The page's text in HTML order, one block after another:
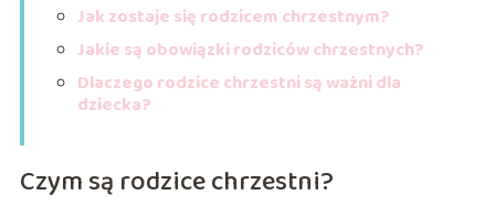
Jak zostaje się rodzicem chrzestnym?
Jakie są obowiązki rodziców chrzestnych?
Dlaczego rodzice chrzestni są ważni dla
dziecka?
Czym są rodzice chrzestni?